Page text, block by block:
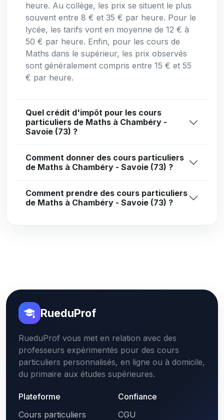
heure. Au collège, les prix se situent le plus
souvent entre 8 € et 35 € par heure. Pour le
lycée, les tarifs vont en moyenne de 12 € à
50 € par heure. Enfin, pour les cours de
Maths dans le supérieur, les prix observés
sont généralement compris entre 15 € et 55
€ par heure.
Quel crédit d'impôt pour les cours
particuliers de Maths à Chambéry -
Savoie (73) ?
Comment donner des cours particuliers
de Maths à Chambéry - Savoie (73) ?
Comment prendre des cours particuliers
de Maths à Chambéry - Savoie (73) ?
RueduProf
RueduProf vous met en relation avec des
professeurs expérimentés pour des cours
particuliers personnalisés, en ligne ou à domicile,
du primaire aux études supérieures.
Plateforme
Cours particuliers
Confiance
CGU